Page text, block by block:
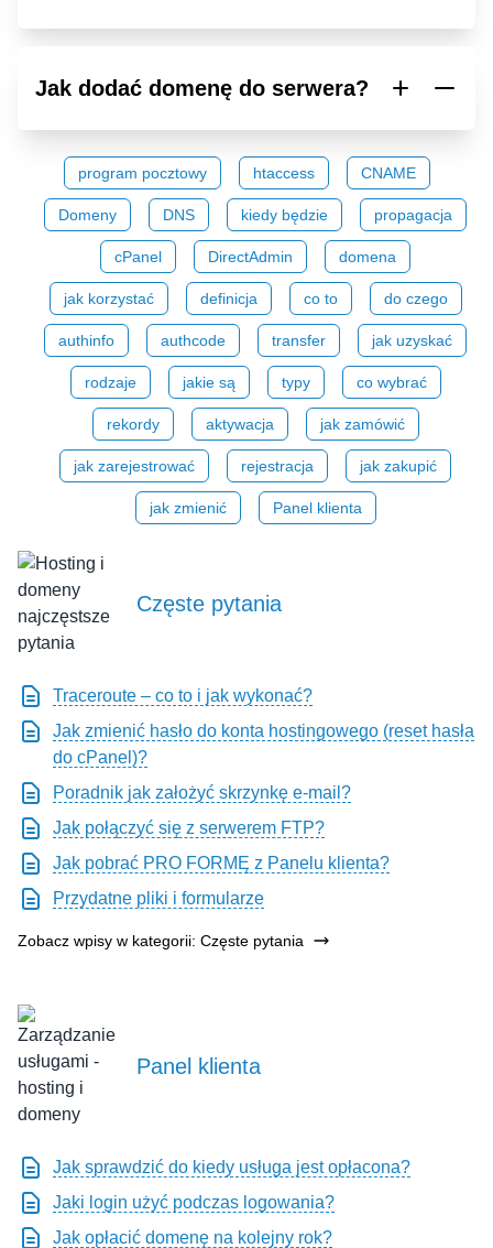
Jak dodać domenę do serwera?
program pocztowy htaccess CNAME
Domeny DNS kiedy będzie propagacja
cPanel DirectAdmin domena
jak korzystać definicja co to do czego
authinfo authcode transfer jak uzyskać
rodzaje jakie są typy co wybrać
rekordy aktywacja jak zamówić
jak zarejestrować rejestracja jak zakupić
jak zmienić Panel klienta
Częste pytania
Traceroute – co to i jak wykonać?
Jak zmienić hasło do konta hostingowego (reset hasła
do cPanel)?
Poradnik jak założyć skrzynkę e-mail?
Jak połączyć się z serwerem FTP?
Jak pobrać PRO FORMĘ z Panelu klienta?
Przydatne pliki i formularze
Zobacz wpisy w kategorii: Częste pytania
Panel klienta
Jak sprawdzić do kiedy usługa jest opłacona?
Jaki login użyć podczas logowania?
Jak opłacić domenę na kolejny rok?